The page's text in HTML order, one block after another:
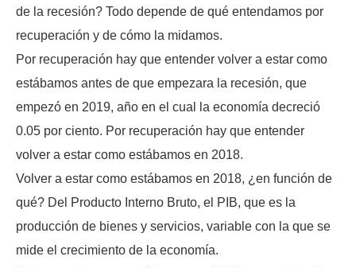
de la recesión? Todo depende de qué entendamos por
recuperación y de cómo la midamos.
Por recuperación hay que entender volver a estar como
estábamos antes de que empezara la recesión, que
empezó en 2019, año en el cual la economía decreció
0.05 por ciento. Por recuperación hay que entender
volver a estar como estábamos en 2018.
Volver a estar como estábamos en 2018, ¿en función de
qué? Del Producto Interno Bruto, el PIB, que es la
producción de bienes y servicios, variable con la que se
mide el crecimiento de la economía.